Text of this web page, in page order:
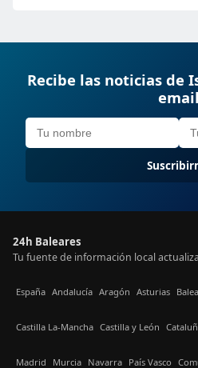
Recibe las noticias de
email
24h Baleares
Tu fuente de información local
España Andalucía Aragón Asturias
Castilla La-Mancha Castilla y León
Madrid Murcia Navarra País Vasco